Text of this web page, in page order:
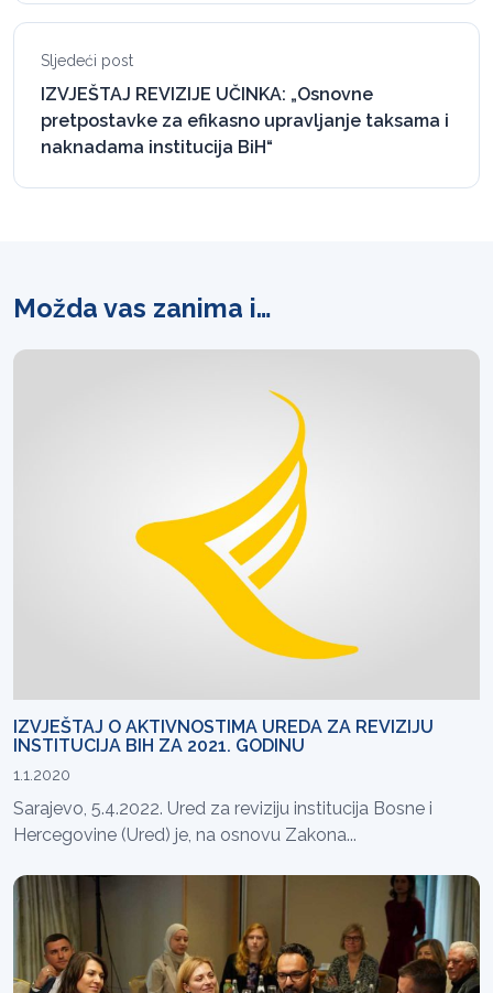
Sljedeći post
IZVJEŠTAJ REVIZIJE UČINKA: „Osnovne
pretpostavke za efikasno upravljanje taksama i
naknadama institucija BiH“
Možda vas zanima i…
IZVJEŠTAJ O AKTIVNOSTIMA UREDA ZA REVIZIJU
INSTITUCIJA BIH ZA 2021. GODINU
1.1.2020
Sarajevo, 5.4.2022. Ured za reviziju institucija Bosne i
Hercegovine (Ured) je, na osnovu Zakona...